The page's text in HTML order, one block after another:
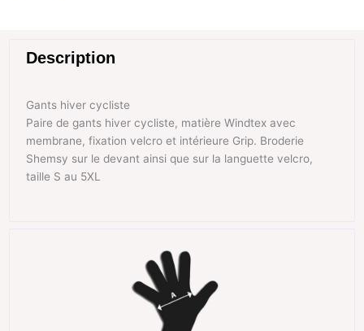
Description
Gants hiver cycliste
Paire de gants hiver cycliste, matière Windtex avec
membrane, fixation velcro et intérieure Grip. Broderie
Shemsy sur le devant ainsi que sur la languette velcro,
taille S au 5XL